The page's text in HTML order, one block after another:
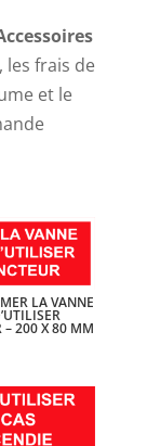
les frais de
et le
LA VANNE
– 200 X 80 MM